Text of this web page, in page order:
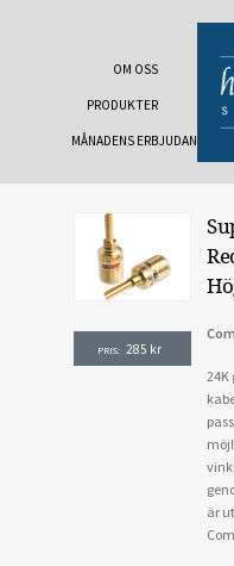
OM OSS
PRODUKTER
MÅNADENS ERBJUDANDE
PRIS: 285 kr
är